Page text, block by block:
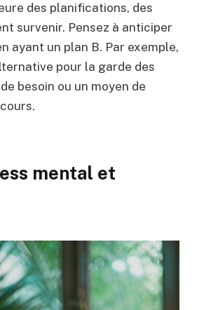
des planifications, des
survenir. Pensez à anticiper
ayant un plan B. Par exemple,
pour la garde des
besoin ou un moyen de
mental et